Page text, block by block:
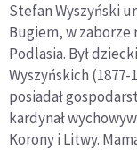
Stefan Wyszyński
Bugiem, w zaborze
Podlasia. Był
Wyszyńskich
posiadał
kardynał
Korony i Litwy.